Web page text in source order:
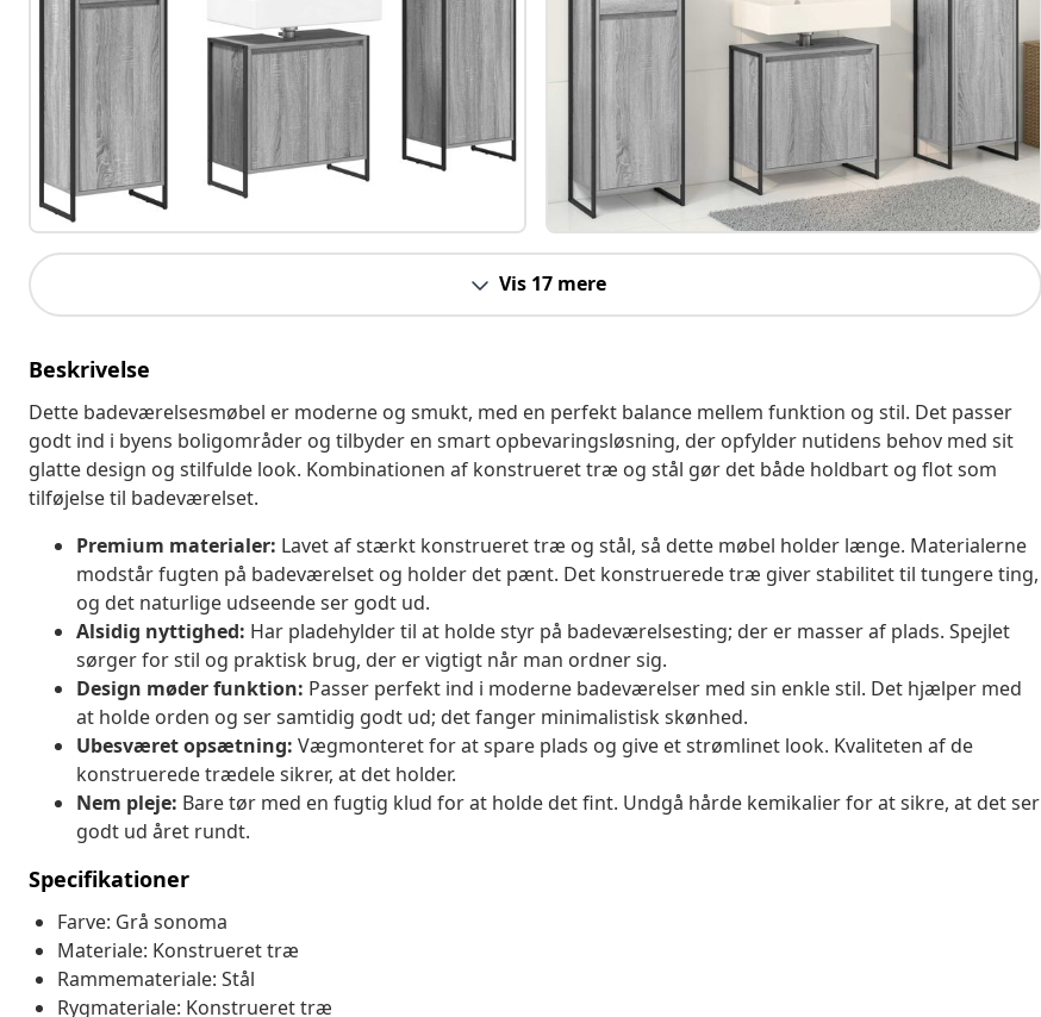
Vis 17 mere
Beskrivelse
Dette badeværelsesmøbel er moderne og smukt, med en perfekt balance mellem funktion og stil. Det passer
godt ind i byens boligområder og tilbyder en smart opbevaringsløsning, der opfylder nutidens behov med sit
glatte design og stilfulde look. Kombinationen af konstrueret træ og stål gør det både holdbart og flot som
tilføjelse til badeværelset.
Premium materialer: Lavet af stærkt konstrueret træ og stål, så dette møbel holder længe. Materialerne
modstår fugten på badeværelset og holder det pænt. Det konstruerede træ giver stabilitet til tungere ting,
og det naturlige udseende ser godt ud.
Alsidig nyttighed: Har pladehylder til at holde styr på badeværelsesting; der er masser af plads. Spejlet
sørger for stil og praktisk brug, der er vigtigt når man ordner sig.
Design møder funktion: Passer perfekt ind i moderne badeværelser med sin enkle stil. Det hjælper med
at holde orden og ser samtidig godt ud; det fanger minimalistisk skønhed.
Ubesværet opsætning: Vægmonteret for at spare plads og give et strømlinet look. Kvaliteten af de
konstruerede trædele sikrer, at det holder.
Nem pleje: Bare tør med en fugtig klud for at holde det fint. Undgå hårde kemikalier for at sikre, at det ser
godt ud året rundt.
Specifikationer
Farve: Grå sonoma
Materiale: Konstrueret træ
Rammemateriale: Stål
Rygmateriale: Konstrueret træ